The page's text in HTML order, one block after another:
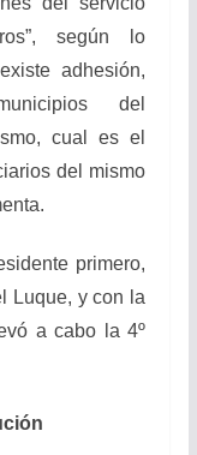
según lo
adhesión,
del
cual es el
del mismo
primero,
Luque, y con la
a cabo la 4º